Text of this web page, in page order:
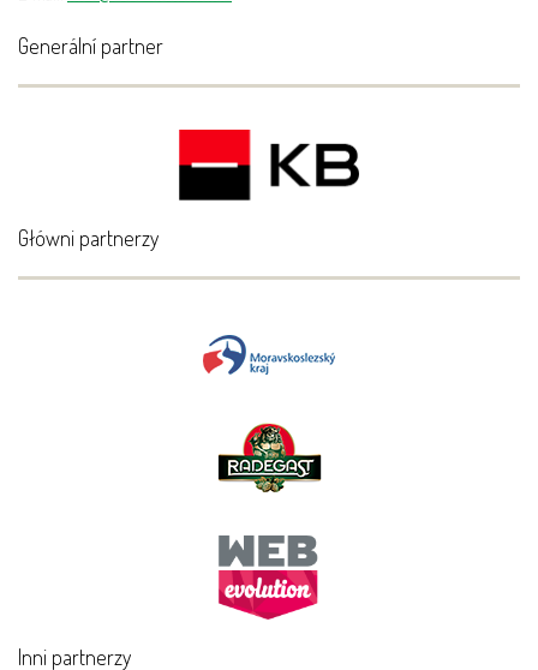
Generální partner
Główni partnerzy
Inni partnerzy